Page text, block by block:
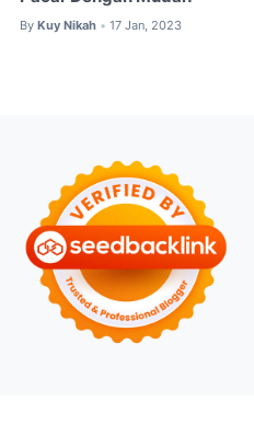
By Kuy Nikah • 17 Jan, 2023